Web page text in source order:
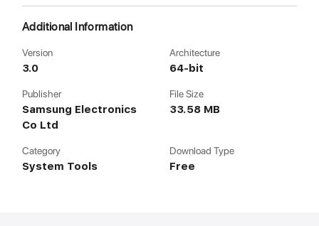
Additional Information
Version
3.0
Architecture
64-bit
Publisher
Samsung Electronics
Co Ltd
File Size
33.58 MB
Category
System Tools
Download Type
Free